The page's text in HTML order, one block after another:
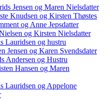
Jensen og Maren Nielsdatter
Knudsen og Kirsten Thøstes
og Anne Jepsdatter
og Kirsten Nielsdatter
Lauridsen og hustru
Jensen og Karen Svendsdater
Andersen og Hustru
Hansen og Maren
Lauridsen og Appelone